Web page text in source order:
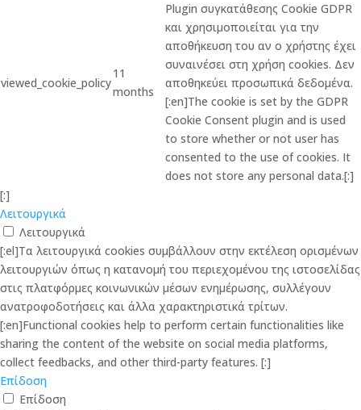
viewed_cookie_policy
11
months
Plugin συγκατάθεσης Cookie GDPR
και χρησιμοποιείται για την
αποθήκευση του αν ο χρήστης έχει
συναινέσει στη χρήση cookies. Δεν
αποθηκεύει προσωπικά δεδομένα.
[:en]The cookie is set by the GDPR
Cookie Consent plugin and is used
to store whether or not user has
consented to the use of cookies. It
does not store any personal data.[:]
[:]
Λειτουργικά
Λειτουργικά
[:el]Τα λειτουργικά cookies συμβάλλουν στην εκτέλεση ορισμένων
λειτουργιών όπως η κατανομή του περιεχομένου της ιστοσελίδας
στις πλατφόρμες κοινωνικών μέσων ενημέρωσης, συλλέγουν
ανατροφοδοτήσεις και άλλα χαρακτηριστικά τρίτων.
[:en]Functional cookies help to perform certain functionalities like
sharing the content of the website on social media platforms,
collect feedbacks, and other third-party features. [:]
Επίδοση
Επίδοση